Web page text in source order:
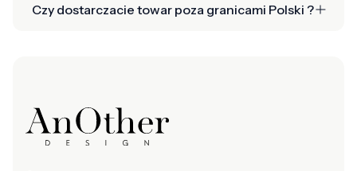
Czy dostarczacie towar poza granicami Polski ?